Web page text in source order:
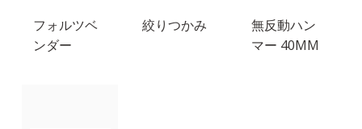
フォルツベ
ンダー
絞りつかみ
無反動ハン
マー 40MM